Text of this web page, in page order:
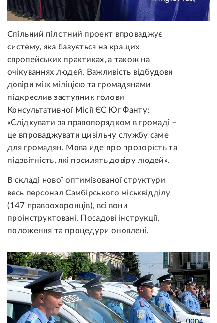
Спільний пілотний проект впроваджує
систему, яка базується на кращих
європейських практиках, а також на
очікуваннях людей. Важливість відбудови
довіри між міліцією та громадянами
підкреслив заступник голови
Консультативної Місії ЄС Юг Фанту:
«Слідкувати за правопорядком в громаді –
це впроваджувати цивільну службу саме
для громадян. Мова йде про прозорість та
підзвітність, які посилять довіру людей».
В складі нової оптимізованої структури
весь персонал Самбірського міськвідділу
(147 правоохоронців), всі вони
проінструктовані. Посадові інструкції,
положення та процедури оновлені.